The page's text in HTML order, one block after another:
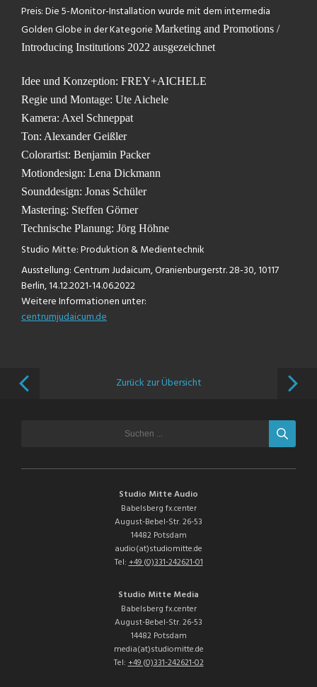
Preis: Die 5-Monitor-Installation wurde mit dem intermedia
Golden Globe in der Kategorie Marketing and Promotions /
Introducing Institutions 2022 ausgezeichnet
Idee und Konzeption: FREY+AICHELE
Regie und Montage: Ute Aichele
Kamera: Axel Schneppat
Ton: Alexander Geißler
Colorartist: Benjamin Packer
Motiondesign: Lena Dickmann
Sounddesign: Jonas Schüler
Mastering: Steffen Görner
Technische Planung: Jörg Höhne
Studio Mitte: Produktion & Medientechnik
Ausstellung: Centrum Judaicum, Oranienburgerstr. 28-30, 10117
Berlin, 14.12.2021-14.06.2022
Weitere Informationen unter:
centrumjudaicum.de
Zurück zur Übersicht
Studio Mitte Audio
Babelsberg fx.center
August-Bebel-Str. 26-53
14482 Potsdam
audio(at)studiomitte.de
Tel:+49 (0)331-242621-01
Studio Mitte Media
Babelsberg fx.center
August-Bebel-Str. 26-53
14482 Potsdam
media(at)studiomitte.de
Tel:+49 (0)331-242621-02